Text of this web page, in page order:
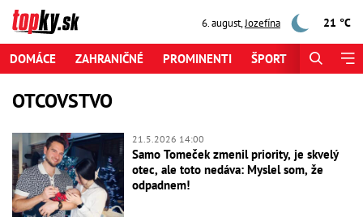
6. august,Jozefína 21 °C
DOMÁCE ZAHRANIČNÉ PROMINENTI ŠPORT
OTCOVSTVO
21.5.2026 14:00
Samo Tomeček zmenil priority, je skvelý
otec, ale toto nedáva: Myslel som, že
odpadnem!